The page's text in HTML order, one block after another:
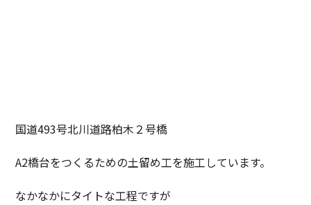
国道493号北川道路柏木２号橋
A2橋台をつくるための土留め工を施工しています。
なかなかにタイトな工程ですが